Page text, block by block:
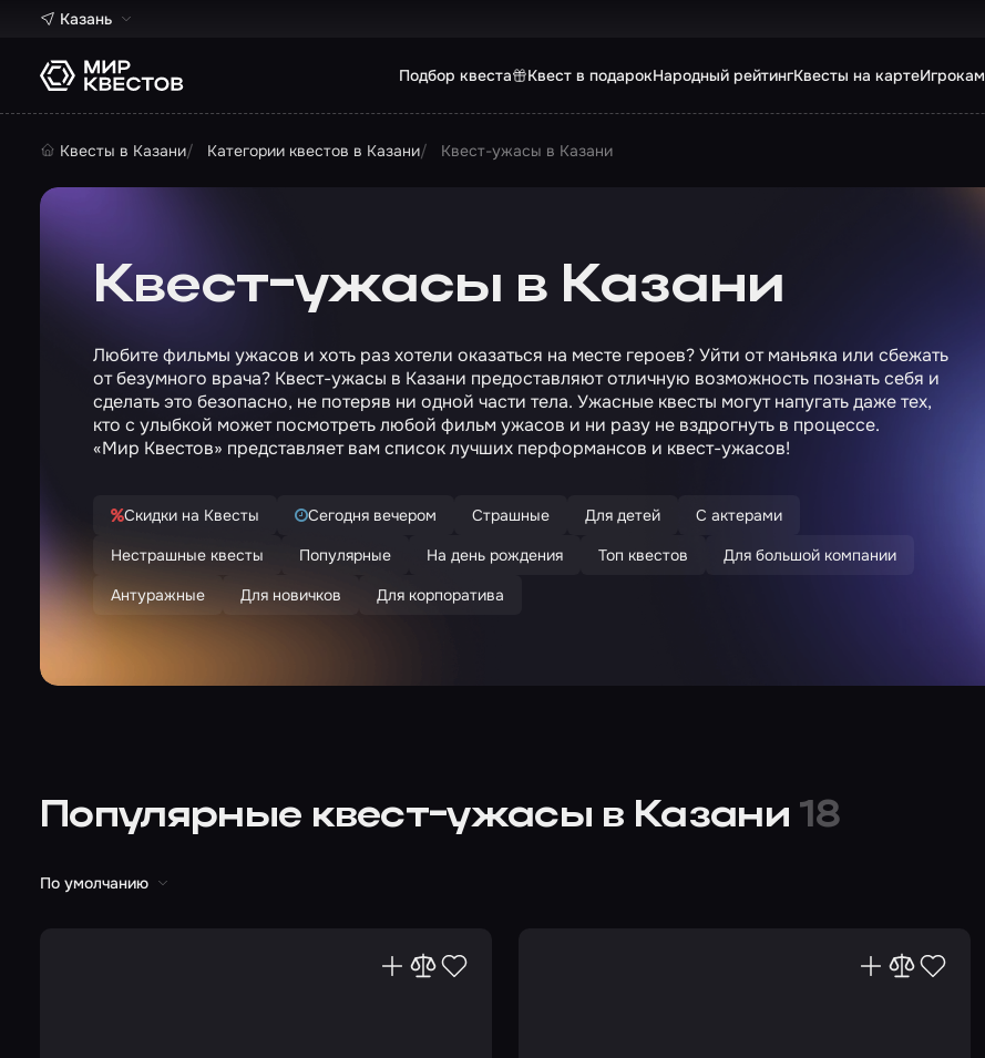
Казань
Подбор квеста Квест в подарокНародный рейтингКвесты на картеИгрокам
Квесты в Казани Категории квестов в Казани Квест-ужасы в Казани
Квест-ужасы в Казани
Любите фильмы ужасов и хоть раз хотели оказаться на месте героев? Уйти от маньяка или сбежать
от безумного врача? Квест-ужасы в Казани предоставляют отличную возможность познать себя и
сделать это безопасно, не потеряв ни одной части тела. Ужасные квесты могут напугать даже тех,
кто с улыбкой может посмотреть любой фильм ужасов и ни разу не вздрогнуть в процессе.
«Мир Квестов» представляет вам список лучших перформансов и квест-ужасов!
Скидки на Квесты Сегодня вечером Страшные Для детей
С актерами
Нестрашные квесты
Популярные На день рождения Топ квестов
Для большой компании
Антуражные
Для новичков Для корпоратива
Популярные квест-ужасы в Казани 18
По умолчанию